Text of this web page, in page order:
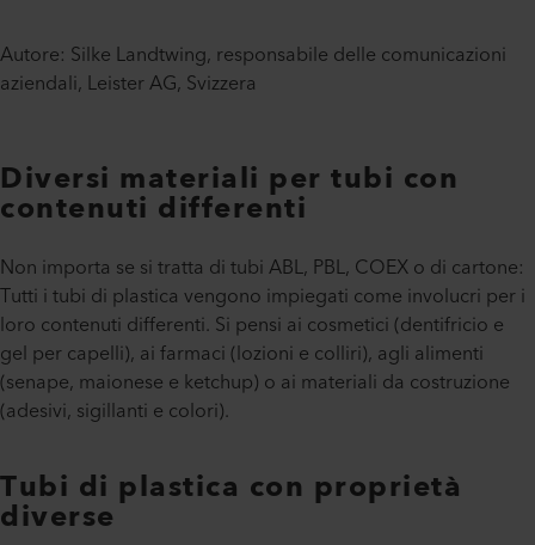
Autore: Silke Landtwing, responsabile delle comunicazioni
aziendali, Leister AG, Svizzera
Diversi materiali per tubi con
contenuti differenti
Non importa se si tratta di tubi ABL, PBL, COEX o di cartone:
Tutti i tubi di plastica vengono impiegati come involucri per i
loro contenuti differenti. Si pensi ai cosmetici (dentifricio e
gel per capelli), ai farmaci (lozioni e colliri), agli alimenti
(senape, maionese e ketchup) o ai materiali da costruzione
(adesivi, sigillanti e colori).
Tubi di plastica con proprietà
diverse